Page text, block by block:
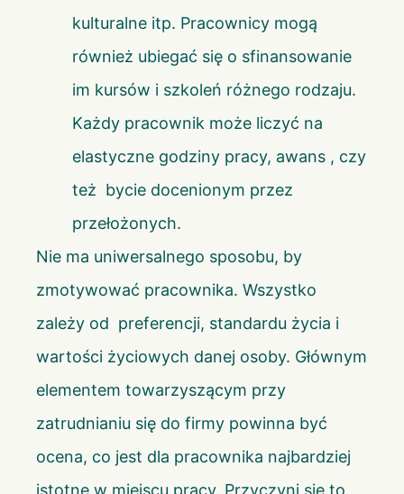
kulturalne itp. Pracownicy mogą
również ubiegać się o sfinansowanie
im kursów i szkoleń różnego rodzaju.
Każdy pracownik może liczyć na
elastyczne godziny pracy, awans , czy
też bycie docenionym przez
przełożonych.
Nie ma uniwersalnego sposobu, by
zmotywować pracownika. Wszystko
zależy od preferencji, standardu życia i
wartości życiowych danej osoby. Głównym
elementem towarzyszącym przy
zatrudnianiu się do firmy powinna być
ocena, co jest dla pracownika najbardziej
istotne w miejscu pracy. Przyczyni się to